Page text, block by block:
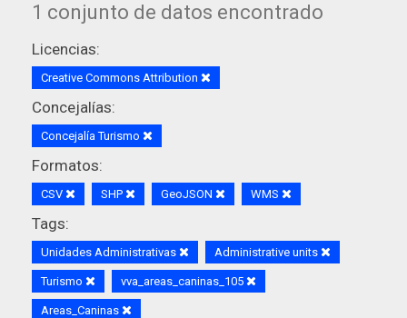
1 conjunto de datos encontrado
Licencias:
Creative Commons Attribution
Concejalías:
Concejalía Turismo
Formatos:
CSV SHP GeoJSON WMS
Tags:
Unidades Administrativas Administrative units
Turismo vva_areas_caninas_105
Areas_Caninas